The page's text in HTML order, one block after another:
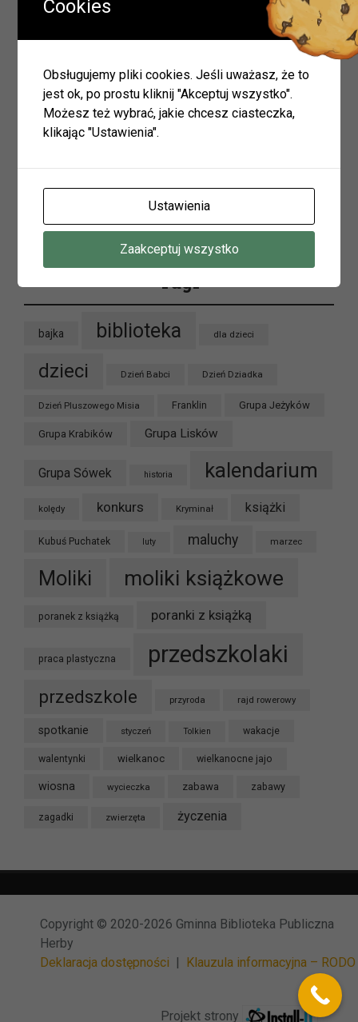
Wyszukiwarka
Szukaj
Archiwum
Tagi
bajka biblioteka dla dzieci
dzieci Dzień Babci Dzień Dziadka
Dzień Pluszowego Misia Franklin Grupa Jeżyków
Grupa Krabików Grupa Lisków
Grupa Sówek historia kalendarium
kolędy konkurs Kryminał książki
Kubuś Puchatek luty maluchy marzec
Moliki moliki książkowe
poranek z książką poranki z książką
praca plastyczna przedszkolaki
przedszkole przyroda rajd rowerowy
spotkanie styczeń Tolkien wakacje
walentynki wielkanoc wielkanocne jajo
wiosna wycieczka zabawa zabawy
zagadki zwierzęta życzenia
Copyright © 2020-2026 Gminna Biblioteka Publiczna
Herby
Deklaracja dostępności | Klauzula informacyjna – RODO
Projekt strony
Cookies
Obsługujemy pliki cookies. Jeśli uważasz, że to
jest ok, po prostu kliknij "Akceptuj wszystko".
Możesz też wybrać, jakie chcesz ciasteczka,
klikając "Ustawienia".
Ustawienia
Zaakceptuj wszystko